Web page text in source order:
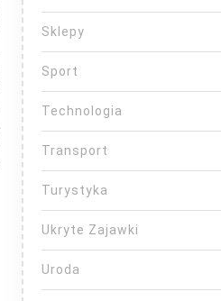
Sklepy
Sport
Technologia
Transport
Turystyka
Ukryte Zajawki
Uroda